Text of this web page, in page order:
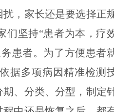
，家长还是要选择正
们坚持“患者为本，疗
患者。为了方便患者
据多项病因精准检测
、分类、分型，制定